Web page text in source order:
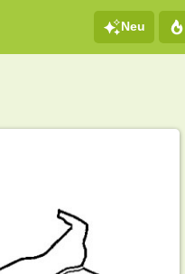
Neu